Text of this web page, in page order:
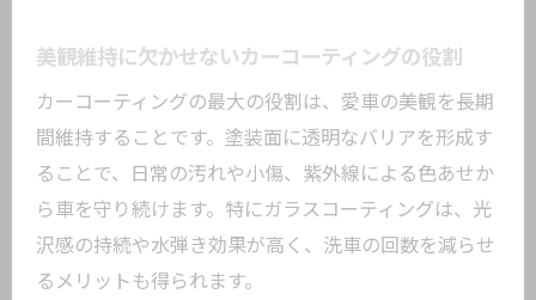
美観維持に欠かせないカーコーティングの役割
カーコーティングの最大の役割は、愛車の美観を長期
間維持することです。塗装面に透明なバリアを形成す
ることで、日常の汚れや小傷、紫外線による色あせか
ら車を守り続けます。特にガラスコーティングは、光
沢感の持続や水弾き効果が高く、洗車の回数を減らせ
るメリットも得られます。